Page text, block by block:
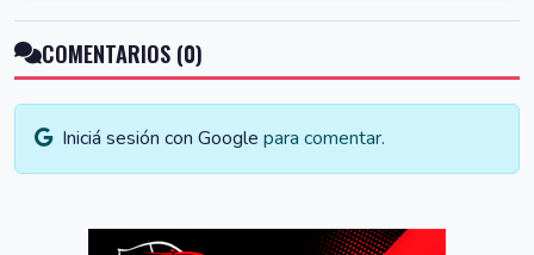
COMENTARIOS (0)
Iniciá sesión con Google para comentar.